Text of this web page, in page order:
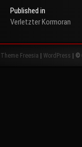
Published in
Verletzter Kormoran
Theme Freesia WordPress | ©